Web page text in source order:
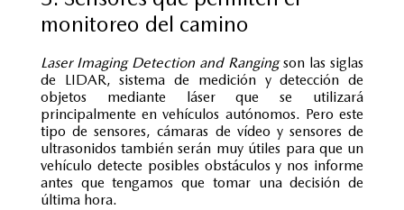
monitoreo del camino
Laser Imaging Detection and Rangingson las siglas
de LIDAR, sistema de medición y detección de
objetos mediante láser que se utilizará
principalmente en vehículos autónomos. Pero este
tipo de sensores, cámaras de vídeo y sensores de
ultrasonidos también serán muy útiles para que un
vehículo detecte posibles obstáculos y nos informe
antes que tengamos que tomar una decisión de
última hora.